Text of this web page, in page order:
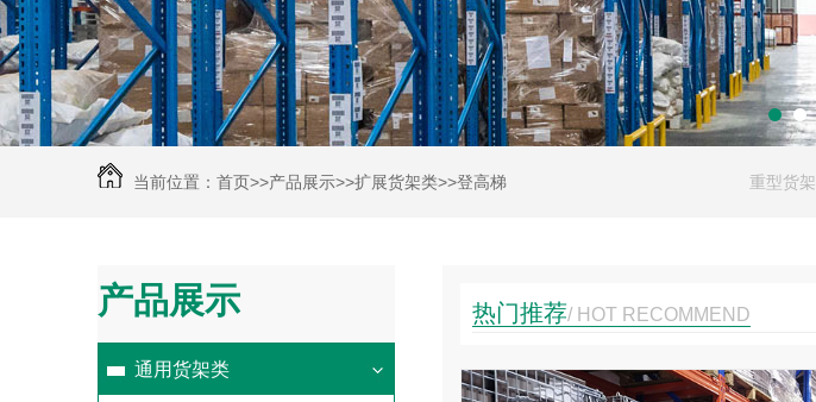
当前位置： 首页>>产品展示>>扩展货架类>>登高梯 重型货架
产品展示
通用货架类
热门推荐/ HOT RECOMMEND
货架在模具行业的应用